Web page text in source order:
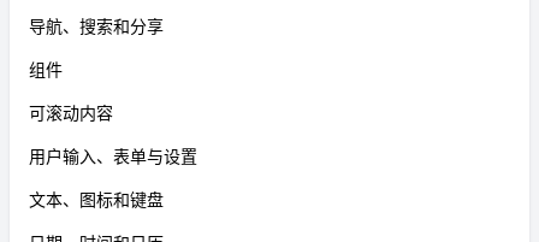
导航、搜索和分享
组件
可滚动内容
用户输入、表单与设置
文本、图标和键盘